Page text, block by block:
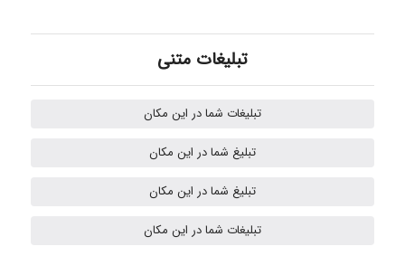
Mehrab
تبلیغات متنی
تبلیغات شما در این مکان
تبلیغ شما در این مکان
تبلیغ شما در این مکان
تبلیغات شما در این مکان